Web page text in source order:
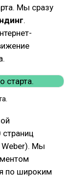
Мы сразу
.
Weber). Мы
по широким